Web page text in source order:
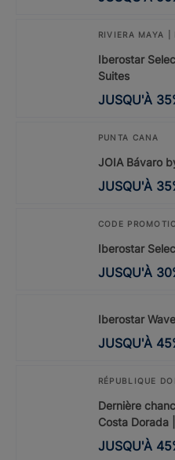
RIVIERA MAYA |
Iberostar
Suites
JUSQU'À 35
PUNTA CANA
JOIA Bávaro
JUSQU'À 35
CODE
Iberostar
JUSQU'À 30
Iberostar
JUSQU'À 45
RÉPUBLIQUE
Dernière
Costa Dorada
JUSQU'À 45